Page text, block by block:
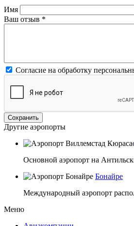
Имя
Ваш отзыв *
Согласие на обработку
Другие аэропорты
Основной аэропорт на
Бонайре
Международный аэропорт
Меню